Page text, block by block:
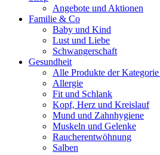
Angebote und Aktionen
Familie & Co
Baby und Kind
Lust und Liebe
Schwangerschaft
Gesundheit
Alle Produkte der
Allergie
Fit und Schlank
Kopf, Herz und Kreislauf
Mund und Zahnhygiene
Muskeln und Gelenke
Raucherentwöhnung
Salben